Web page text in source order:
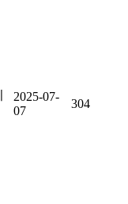
2025-07-
07
304